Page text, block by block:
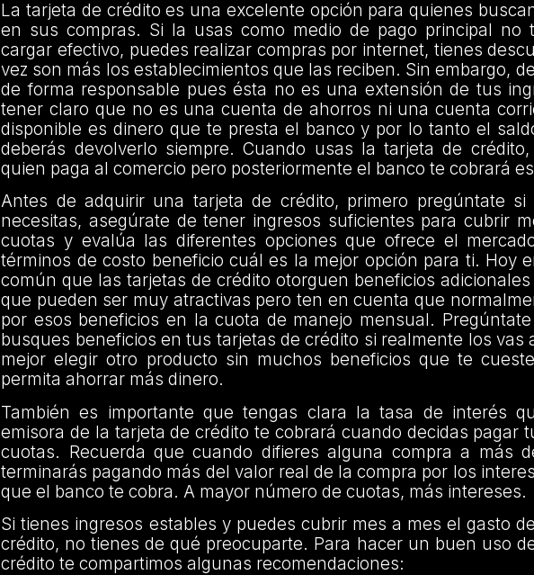
La tarjeta de crédito es una excelente opción para quienes
en sus compras. Si la usas como medio de pago principal no
cargar efectivo, puedes realizar compras por internet, tienes
vez son más los establecimientos que las reciben. Sin embargo,
de forma responsable pues ésta no es una extensión de tus
tener claro que no es una cuenta de ahorros ni una cuenta
disponible es dinero que te presta el banco y por lo tanto el
deberás devolverlo siempre. Cuando usas la tarjeta de
quien paga al comercio pero posteriormente el banco te cobrará
Antes de adquirir una tarjeta de crédito, primero pregúntate si
necesitas, asegúrate de tener ingresos suficientes para cubrir
cuotas y evalúa las diferentes opciones que ofrece el
términos de costo beneficio cuál es la mejor opción para ti. Hoy
común que las tarjetas de crédito otorguen beneficios
que pueden ser muy atractivas pero ten en cuenta que
por esos beneficios en la cuota de manejo mensual.
busques beneficios en tus tarjetas de crédito si realmente los vas
mejor elegir otro producto sin muchos beneficios que te
permita ahorrar más dinero.
También es importante que tengas clara la tasa de interés
emisora de la tarjeta de crédito te cobrará cuando decidas pagar
cuotas. Recuerda que cuando difieres alguna compra a más
terminarás pagando más del valor real de la compra por los
que el banco te cobra. A mayor número de cuotas, más intereses.
Si tienes ingresos estables y puedes cubrir mes a mes el gasto
crédito, no tienes de qué preocuparte. Para hacer un buen uso
crédito te compartimos algunas recomendaciones: